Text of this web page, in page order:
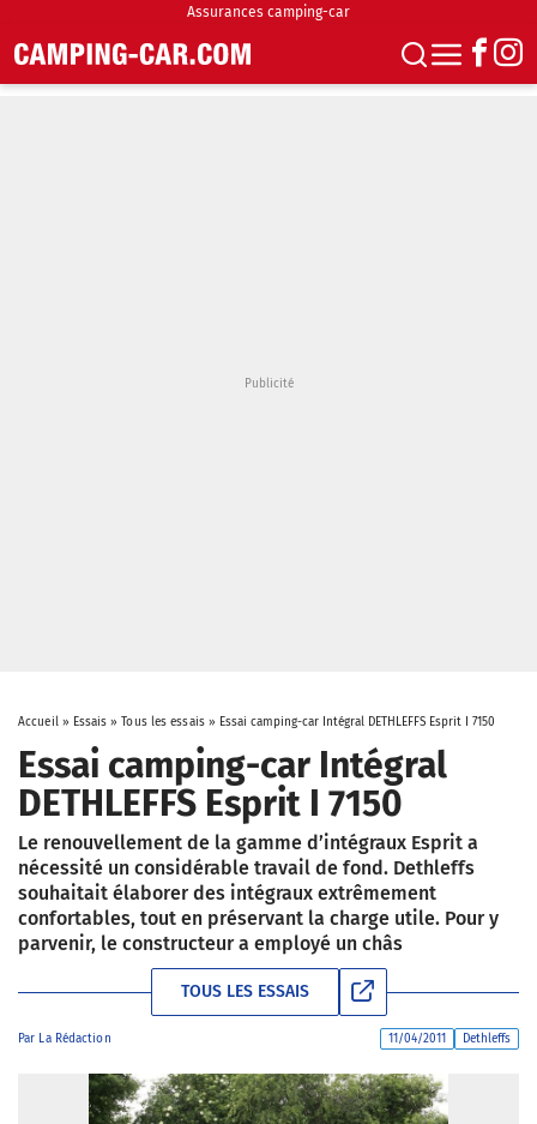
Assurances camping-car
Accueil» Essais »Tous les essais» Essai camping-car Intégral DETHLEFFS Esprit I 7150
Essai camping-car Intégral
DETHLEFFS Esprit I 7150
Le renouvellement de la gamme d’intégraux Esprit a
nécessité un considérable travail de fond. Dethleffs
souhaitait élaborer des intégraux extrêmement
confortables, tout en préservant la charge utile. Pour y
parvenir, le constructeur a employé un châs
TOUS LES ESSAIS
Par La Rédaction 11/04/2011 Dethleffs